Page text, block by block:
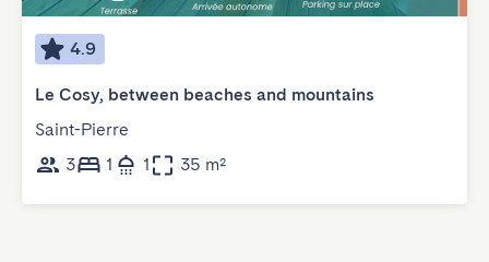
4.9
Le Cosy, between beaches and mountains
Saint-Pierre
3
1 1 35 m²